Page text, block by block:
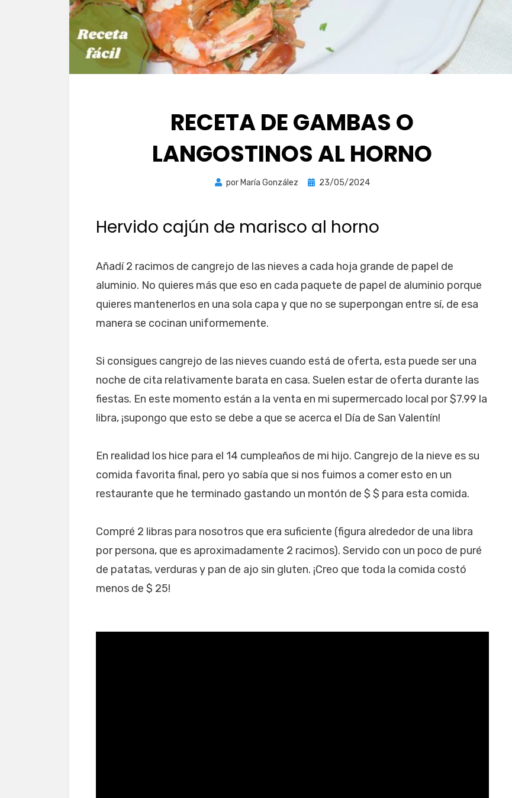
RECETA DE GAMBAS O
LANGOSTINOS AL HORNO
por María González
Publicada
23/05/2024
Hervido cajún de marisco al horno
Añadí 2 racimos de cangrejo de las nieves a cada hoja grande de papel de
aluminio. No quieres más que eso en cada paquete de papel de aluminio porque
quieres mantenerlos en una sola capa y que no se superpongan entre sí, de esa
manera se cocinan uniformemente.
Si consigues cangrejo de las nieves cuando está de oferta, esta puede ser una
noche de cita relativamente barata en casa. Suelen estar de oferta durante las
fiestas. En este momento están a la venta en mi supermercado local por $7.99 la
libra, ¡supongo que esto se debe a que se acerca el Día de San Valentín!
En realidad los hice para el 14 cumpleaños de mi hijo. Cangrejo de la nieve es su
comida favorita final, pero yo sabía que si nos fuimos a comer esto en un
restaurante que he terminado gastando un montón de $ $ para esta comida.
Compré 2 libras para nosotros que era suficiente (figura alrededor de una libra
por persona, que es aproximadamente 2 racimos). Servido con un poco de puré
de patatas, verduras y pan de ajo sin gluten. ¡Creo que toda la comida costó
menos de $ 25!